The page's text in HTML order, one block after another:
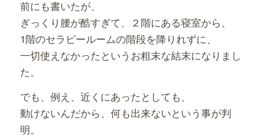
前にも書いたが、
ぎっくり腰が酷すぎて、２階にある寝室から、
1階のセラピールームの階段を降りれずに、
一切使えなかったというお粗末な結末になりまし
た。
でも、例え、近くにあったとしても、
動けないんだから、何も出来ないという事が判
明。